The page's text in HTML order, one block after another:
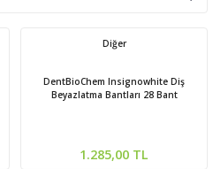
Diğer
DentBioChem Insignowhite Diş
Beyazlatma Bantları 28 Bant
1.285,00 TL